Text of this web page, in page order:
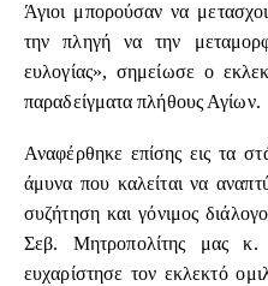
Άγιοι μπορούσαν να
την πληγή να την
ευλογίας», σημείωσε ο
παραδείγματα πλήθους Αγίων.
Αναφέρθηκε επίσης εις τα
άμυνα που καλείται να
συζήτηση και γόνιμος
Σεβ. Μητροπολίτης μας κ.
ευχαρίστησε τον εκλεκτό